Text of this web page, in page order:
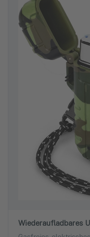
Wiederaufladbares